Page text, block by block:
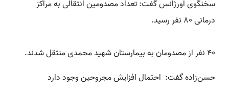
سخنگوی اورژانس گفت: تعداد مصدومین انتقالی به مراکز
درمانی ۸۰ نفر رسید.
۴۰ نفر از مصدومان به بیمارستان شهید محمدی منتقل شدند.
حسن‌زاده گفت: احتمال افزایش مجروحین وجود دارد